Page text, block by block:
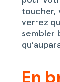
toucher,
verrez
sembler
En